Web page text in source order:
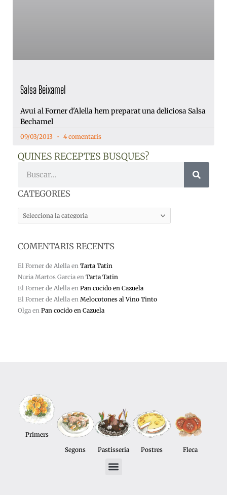
Salsa Beixamel
Avui al Forner d'Alella hem preparat una deliciosa Salsa
Bechamel
09/03/2013 4 comentaris
QUINES RECEPTES BUSQUES?
CATEGORIES
CATEGORIES
COMENTARIS RECENTS
El Forner de Alella en Tarta Tatin
Nuria Martos Garcia en Tarta Tatin
El Forner de Alella en Pan cocido en Cazuela
El Forner de Alella en Melocotones al Vino Tinto
Olga en Pan cocido en Cazuela
Primers
Segons
Pastisseria Postres Fleca